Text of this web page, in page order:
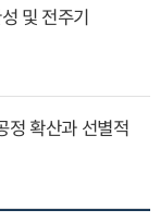
및 전주기
정 확산과 선별적